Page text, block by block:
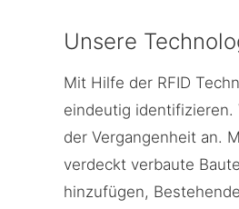
Unsere
Mit Hilfe der RFID
eindeutig
der Vergangenheit an.
verdeckt verbaute
hinzufügen,